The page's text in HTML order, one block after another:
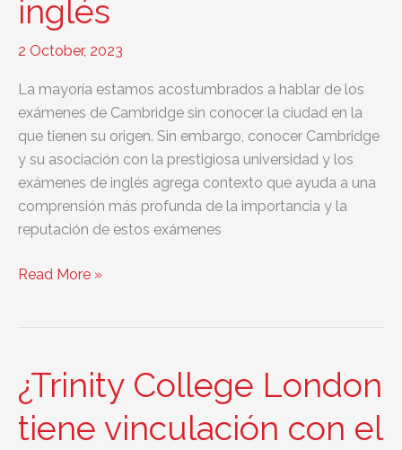
en
Uruguay
inglés
2 October, 2023
La mayoría estamos acostumbrados a hablar de los
exámenes de Cambridge sin conocer la ciudad en la
que tienen su origen. Sin embargo, conocer Cambridge
y su asociación con la prestigiosa universidad y los
exámenes de inglés agrega contexto que ayuda a una
comprensión más profunda de la importancia y la
reputación de estos exámenes
La
más
que
exámenes
Read More »
¿Trinity College London
tiene vinculación con el